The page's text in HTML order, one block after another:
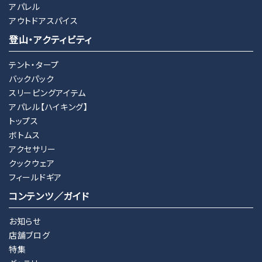
アパレル
アウトドアスパイス
登山・アクティビティ
テント・タープ
バックパック
スリーピングアイテム
アパレル【ハイキング】
トップス
ボトムス
アクセサリー
クックウェア
フィールドギア
コンテンツ／ガイド
お知らせ
店舗ブログ
特集